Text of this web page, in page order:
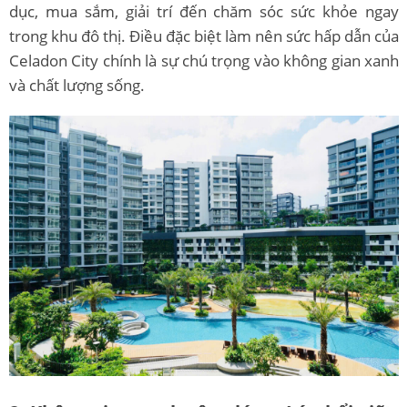
dục, mua sắm, giải trí đến chăm sóc sức khỏe ngay
trong khu đô thị. Điều đặc biệt làm nên sức hấp dẫn của
Celadon City chính là sự chú trọng vào không gian xanh
và chất lượng sống.